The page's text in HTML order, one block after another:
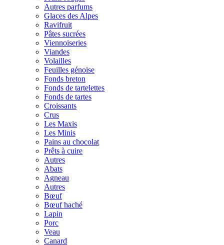
Autres parfums
Glaces des Alpes
Ravifruit
Pâtes sucrées
Viennoiseries
Viandes
Volailles
Feuilles génoise
Fonds breton
Fonds de tartelettes
Fonds de tartes
Croissants
Crus
Les Maxis
Les Minis
Pains au chocolat
Prêts à cuire
Autres
Abats
Agneau
Autres
Bœuf
Bœuf haché
Lapin
Porc
Veau
Canard